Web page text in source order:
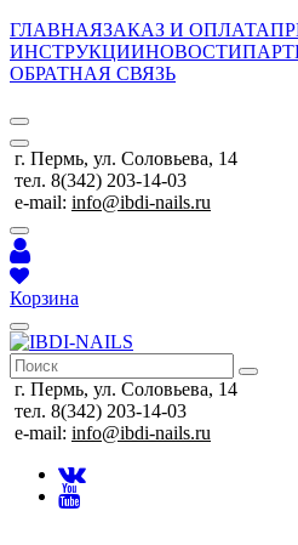
ГЛАВНАЯЗАКАЗ И ОПЛАТА
ИНСТРУКЦИИНОВОСТИ
ОБРАТНАЯ СВЯЗЬ
г. Пермь, ул. Соловьева, 14
тел. 8(342) 203-14-03
e-mail: info@ibdi-nails.ru
Корзина
г. Пермь, ул. Соловьева, 14
тел. 8(342) 203-14-03
e-mail: info@ibdi-nails.ru